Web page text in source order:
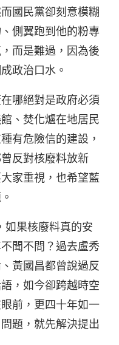
國民黨卻刻意模糊
側翼跑到他的粉專
而是難過，因為後
政治口水。
哪絕對是政府必須
、焚化爐在地居民
有危險信的建設，
反對核廢料放新
家重視，也希望藍
如果核廢料真的安
聞不問？過去盧秀
黃國昌都曾說過反
，如今卻跨越時空
前，更四十年如一
題，就先解決提出